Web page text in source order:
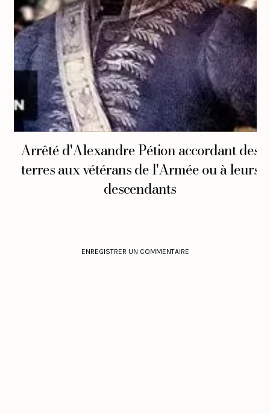
Arrêté d'Alexandre Pétion accordant des
terres aux vétérans de l'Armée ou à leurs
descendants
ENREGISTRER UN COMMENTAIRE